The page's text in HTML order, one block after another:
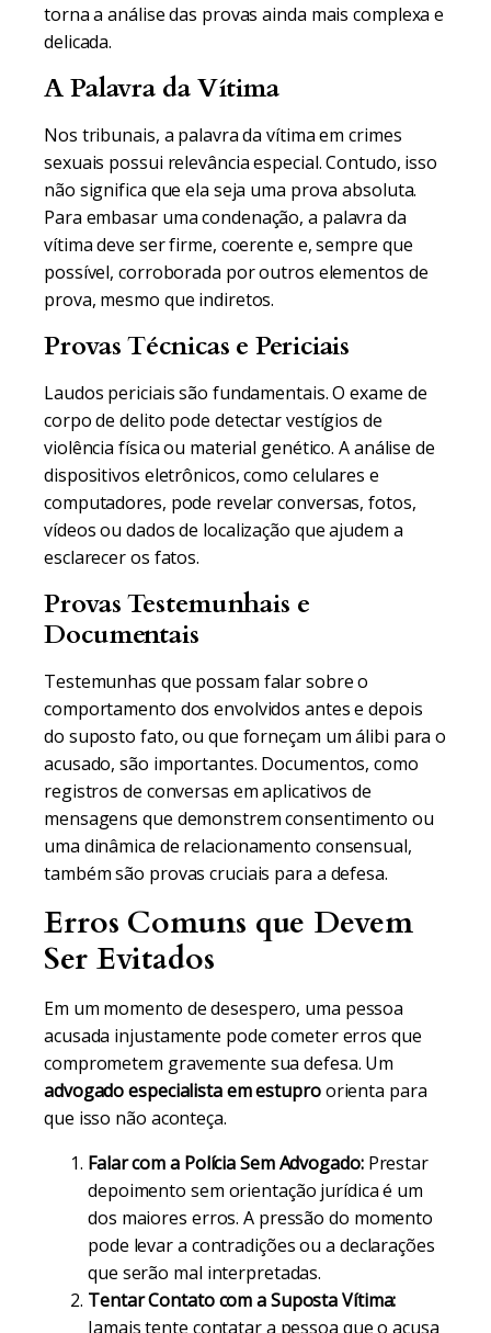
torna a análise das provas ainda mais complexa e
delicada.
A Palavra da Vítima
Nos tribunais, a palavra da vítima em crimes
sexuais possui relevância especial. Contudo, isso
não significa que ela seja uma prova absoluta.
Para embasar uma condenação, a palavra da
vítima deve ser firme, coerente e, sempre que
possível, corroborada por outros elementos de
prova, mesmo que indiretos.
Provas Técnicas e Periciais
Laudos periciais são fundamentais. O exame de
corpo de delito pode detectar vestígios de
violência física ou material genético. A análise de
dispositivos eletrônicos, como celulares e
computadores, pode revelar conversas, fotos,
vídeos ou dados de localização que ajudem a
esclarecer os fatos.
Provas Testemunhais e
Documentais
Testemunhas que possam falar sobre o
comportamento dos envolvidos antes e depois
do suposto fato, ou que forneçam um álibi para o
acusado, são importantes. Documentos, como
registros de conversas em aplicativos de
mensagens que demonstrem consentimento ou
uma dinâmica de relacionamento consensual,
também são provas cruciais para a defesa.
Erros Comuns que Devem
Ser Evitados
Em um momento de desespero, uma pessoa
acusada injustamente pode cometer erros que
comprometem gravemente sua defesa. Um
advogado especialista em estuproorienta para
que isso não aconteça.
Falar com a Polícia Sem Advogado:Prestar
depoimento sem orientação jurídica é um
dos maiores erros. A pressão do momento
pode levar a contradições ou a declarações
que serão mal interpretadas.
Tentar Contato com a Suposta Vítima:
Jamais tente contatar a pessoa que o acusa